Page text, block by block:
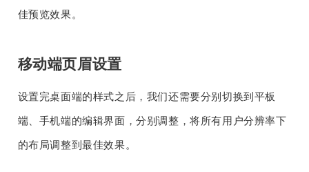
佳预览效果。
移动端页眉设置
设置完桌面端的样式之后，我们还需要分别切换到平板
端、手机端的编辑界面，分别调整，将所有用户分辨率下
的布局调整到最佳效果。